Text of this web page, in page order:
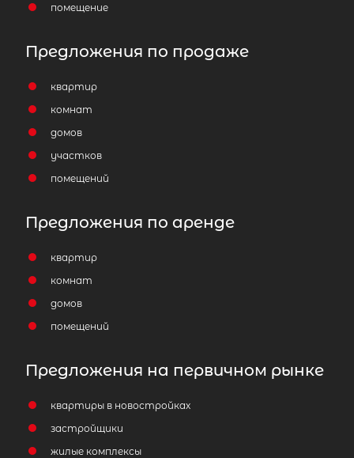
помещение
Предложения по продаже
квартир
комнат
домов
участков
помещений
Предложения по аренде
квартир
комнат
домов
помещений
Предложения на первичном рынке
квартиры в новостройках
застройщики
жилые комплексы